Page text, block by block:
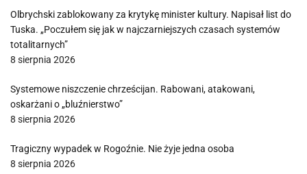
Olbrychski zablokowany za krytykę minister kultury. Napisał list do
Tuska. „Poczułem się jak w najczarniejszych czasach systemów
totalitarnych”
8 sierpnia 2026
Systemowe niszczenie chrześcijan. Rabowani, atakowani,
oskarżani o „bluźnierstwo”
8 sierpnia 2026
Tragiczny wypadek w Rogoźnie. Nie żyje jedna osoba
8 sierpnia 2026